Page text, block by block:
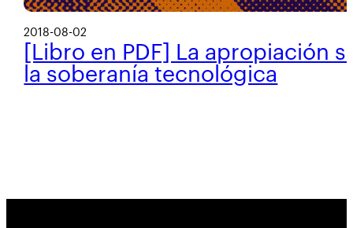
2018-08-02
[Libro en PDF] La apropiación
la soberanía tecnológica